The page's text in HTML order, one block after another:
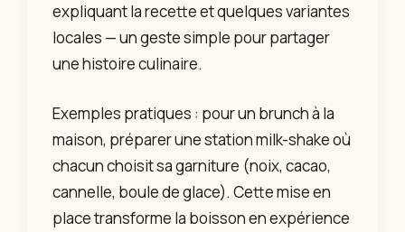
expliquant la recette et quelques variantes
locales — un geste simple pour partager
une histoire culinaire.
Exemples pratiques : pour un brunch à la
maison, préparer une station milk-shake où
chacun choisit sa garniture (noix, cacao,
cannelle, boule de glace). Cette mise en
place transforme la boisson en expérience